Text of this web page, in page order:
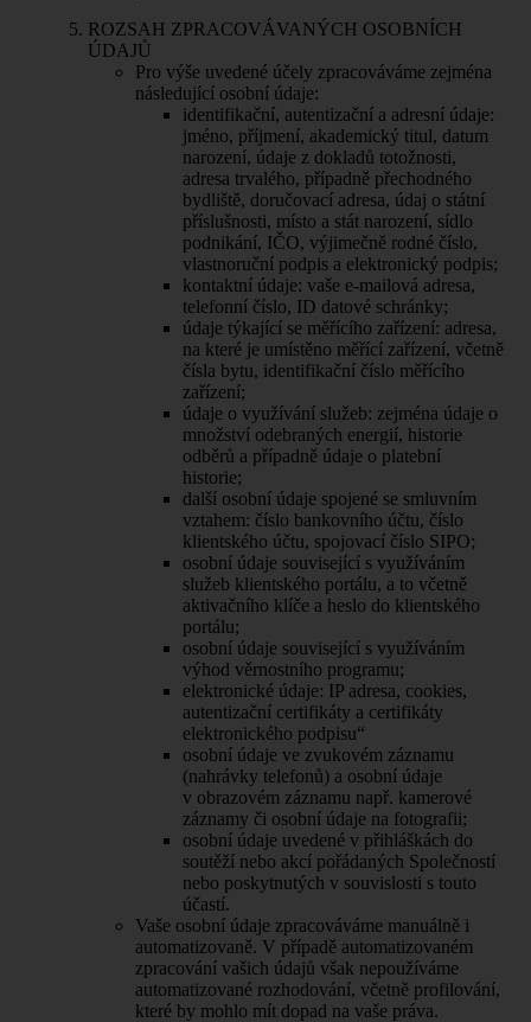
ROZSAH ZPRACOVÁVANÝCH OSOBNÍCH
ÚDAJŮ
Pro výše uvedené účely zpracováváme zejména
následující osobní údaje:
identifikační, autentizační a adresní údaje:
jméno, příjmení, akademický titul, datum
narození, údaje z dokladů totožnosti,
adresa trvalého, případně přechodného
bydliště, doručovací adresa, údaj o státní
příslušnosti, místo a stát narození, sídlo
podnikání, IČO, výjimečně rodné číslo,
vlastnoruční podpis a elektronický podpis;
kontaktní údaje: vaše e-mailová adresa,
telefonní číslo, ID datové schránky;
údaje týkající se měřícího zařízení: adresa,
na které je umístěno měřící zařízení, včetně
čísla bytu, identifikační číslo měřícího
zařízení;
údaje o využívání služeb: zejména údaje o
množství odebraných energií, historie
odběrů a případně údaje o platební
historie;
další osobní údaje spojené se smluvním
vztahem: číslo bankovního účtu, číslo
klientského účtu, spojovací číslo SIPO;
osobní údaje související s využíváním
služeb klientského portálu, a to včetně
aktivačního klíče a heslo do klientského
portálu;
osobní údaje související s využíváním
výhod věrnostního programu;
elektronické údaje: IP adresa, cookies,
autentizační certifikáty a certifikáty
elektronického podpisu“
osobní údaje ve zvukovém záznamu
(nahrávky telefonů) a osobní údaje
v obrazovém záznamu např. kamerové
záznamy či osobní údaje na fotografii;
osobní údaje uvedené v přihláškách do
soutěží nebo akcí pořádaných Společností
nebo poskytnutých v souvislosti s touto
účastí.
Vaše osobní údaje zpracováváme manuálně i
automatizovaně. V případě automatizovaném
zpracování vašich údajů však nepoužíváme
automatizované rozhodování, včetně profilování,
které by mohlo mít dopad na vaše práva.